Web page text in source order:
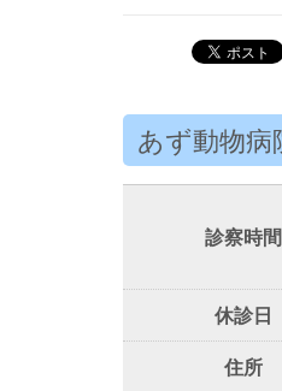
あず動物病
診察時間
休診日
住所